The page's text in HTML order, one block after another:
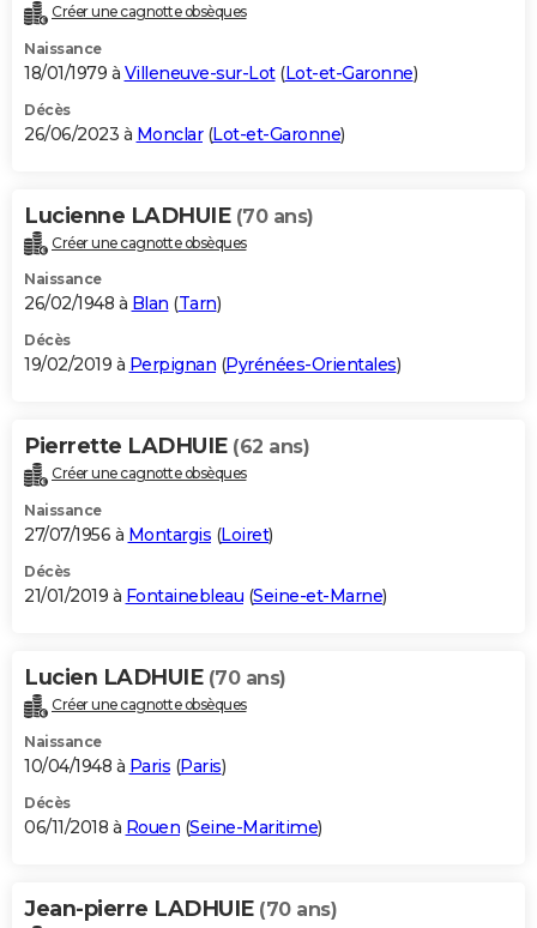
Créer une cagnotte obsèques
Naissance
18/01/1979 à Villeneuve-sur-Lot(Lot-et-Garonne)
Décès
26/06/2023 à Monclar(Lot-et-Garonne)
Lucienne LADHUIE (70 ans)
Créer une cagnotte obsèques
Naissance
26/02/1948 à Blan (Tarn)
Décès
19/02/2019 à Perpignan (Pyrénées-Orientales)
Pierrette LADHUIE (62 ans)
Créer une cagnotte obsèques
Naissance
27/07/1956 à Montargis (Loiret)
Décès
21/01/2019 à Fontainebleau (Seine-et-Marne)
Lucien LADHUIE (70 ans)
Créer une cagnotte obsèques
Naissance
10/04/1948 à Paris (Paris)
Décès
06/11/2018 à Rouen (Seine-Maritime)
Jean-pierre LADHUIE (70 ans)